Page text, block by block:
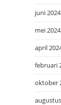
juni 2024
mei 2024
april
februari
oktober